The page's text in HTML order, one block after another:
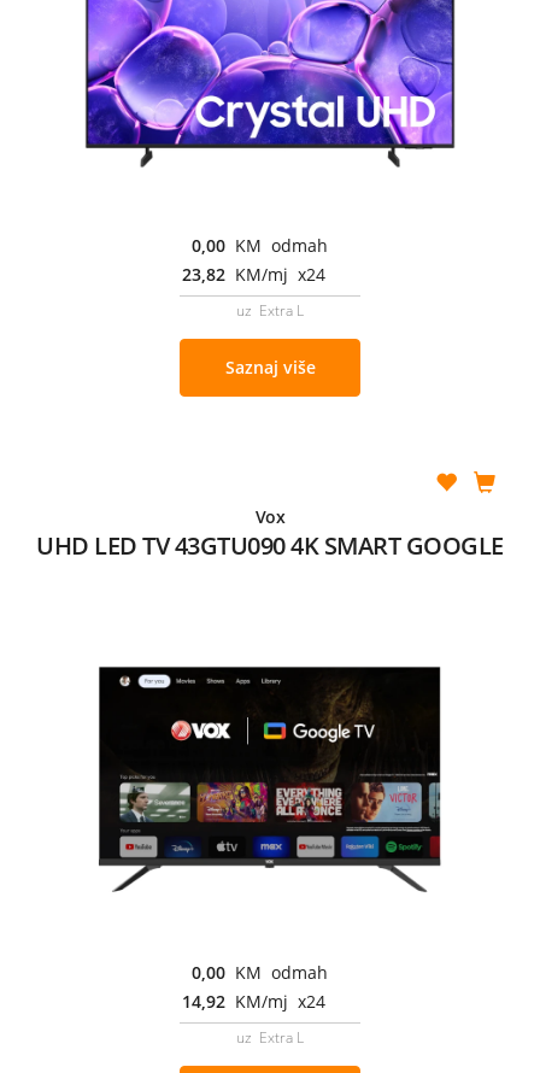
0,00 KM odmah
23,82 KM/mj x24
uz Extra L
Saznaj više
Vox
UHD LED TV 43GTU090 4K SMART GOOGLE
0,00 KM odmah
14,92 KM/mj x24
uz Extra L